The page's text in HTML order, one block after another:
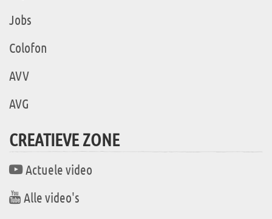
Jobs
Colofon
AVV
AVG
CREATIEVE ZONE
Actuele video
Alle video's